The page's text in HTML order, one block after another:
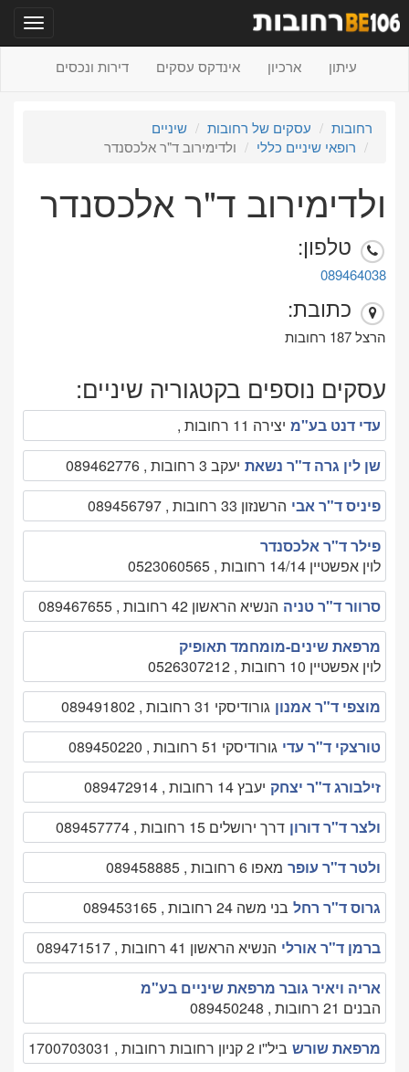
עיתון ארכיון אינדקס עסקים דירות ונכסים
רחובות עסקים של רחובות
שיניים
רופאי שיניים כללי
ולדימירוב ד"ר אלכסנדר
ולדימירוב ד"ר אלכסנדר
טלפון:
089464038
כתובת:
הרצל 187 רחובות
עסקים נוספים בקטגוריה שיניים:
עדי דנט בע"מ יצירה 11 רחובות ,
שן לין גרה ד"ר נשאת יעקב 3 רחובות , 089462776
פיניס ד"ר אבי הרשנזון 33 רחובות , 089456797
פילר ד"ר אלכסנדר
לוין אפשטיין 14/14 רחובות , 0523060565
סרוור ד"ר טניה הנשיא הראשון 42 רחובות , 089467655
מרפאת שינים-מומחמד תאופיק
לוין אפשטיין 10 רחובות , 0526307212
מוצפי ד"ר אמנון גורודיסקי 31 רחובות , 089491802
טורצקי ד"ר עדי גורודיסקי 51 רחובות , 089450220
זילבורג ד"ר יצחק יעבץ 14 רחובות , 089472914
ולצר ד"ר דורון דרך ירושלים 15 רחובות , 089457774
ולטר ד"ר עופר מאפו 6 רחובות , 089458885
גרוס ד"ר רחל בני משה 24 רחובות , 089453165
ברמן ד"ר אורלי הנשיא הראשון 41 רחובות , 089471517
אריה ויאיר גובר מרפאת שיניים בע"מ
הבנים 21 רחובות , 089450248
מרפאת שורש ביל''ו 2 קניון רחובות רחובות , 1700703031